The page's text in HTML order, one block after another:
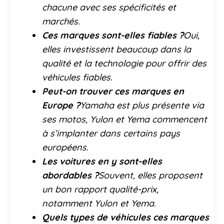
chacune avec ses spécificités et
marchés.
Ces marques sont-elles fiables ?Oui,
elles investissent beaucoup dans la
qualité et la technologie pour offrir des
véhicules fiables.
Peut-on trouver ces marques en
Europe ?Yamaha est plus présente via
ses motos, Yulon et Yema commencent
à s’implanter dans certains pays
européens.
Les voitures en y sont-elles
abordables ?Souvent, elles proposent
un bon rapport qualité-prix,
notamment Yulon et Yema.
Quels types de véhicules ces marques